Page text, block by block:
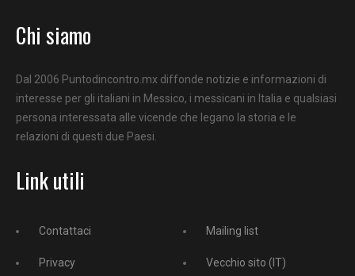
Chi siamo
Dal 2006 Puntodincontro.mx diffonde notizie e informazioni di
interesse per gli italiani in Messico, i messicani in Italia e qualsiasi
persona interessata alle vicende che legano la storia e le
relazioni di questi due Paesi.
Link utili
Contattaci
Privacy
Mailing list
Vecchio sito (IT)